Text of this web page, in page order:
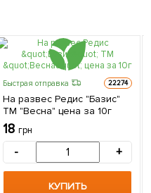
Быстрая отправка 22274
На развес Редис "Базис"
ТМ "Весна" цена за 10г
18 грн
- +
КУПИТЬ